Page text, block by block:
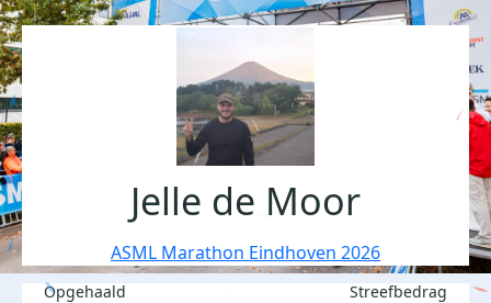
Jelle de Moor
ASML Marathon Eindhoven 2026
Opgehaald Streefbedrag